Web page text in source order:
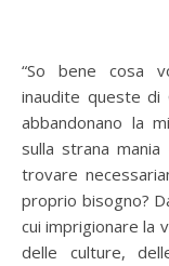
“So bene cosa voglio qui: voglio l’inconcluso”. Parole
inaudite queste di
abbandonano la
sulla strana
trovare
proprio bisogno?
cui imprigionare la
delle culture,